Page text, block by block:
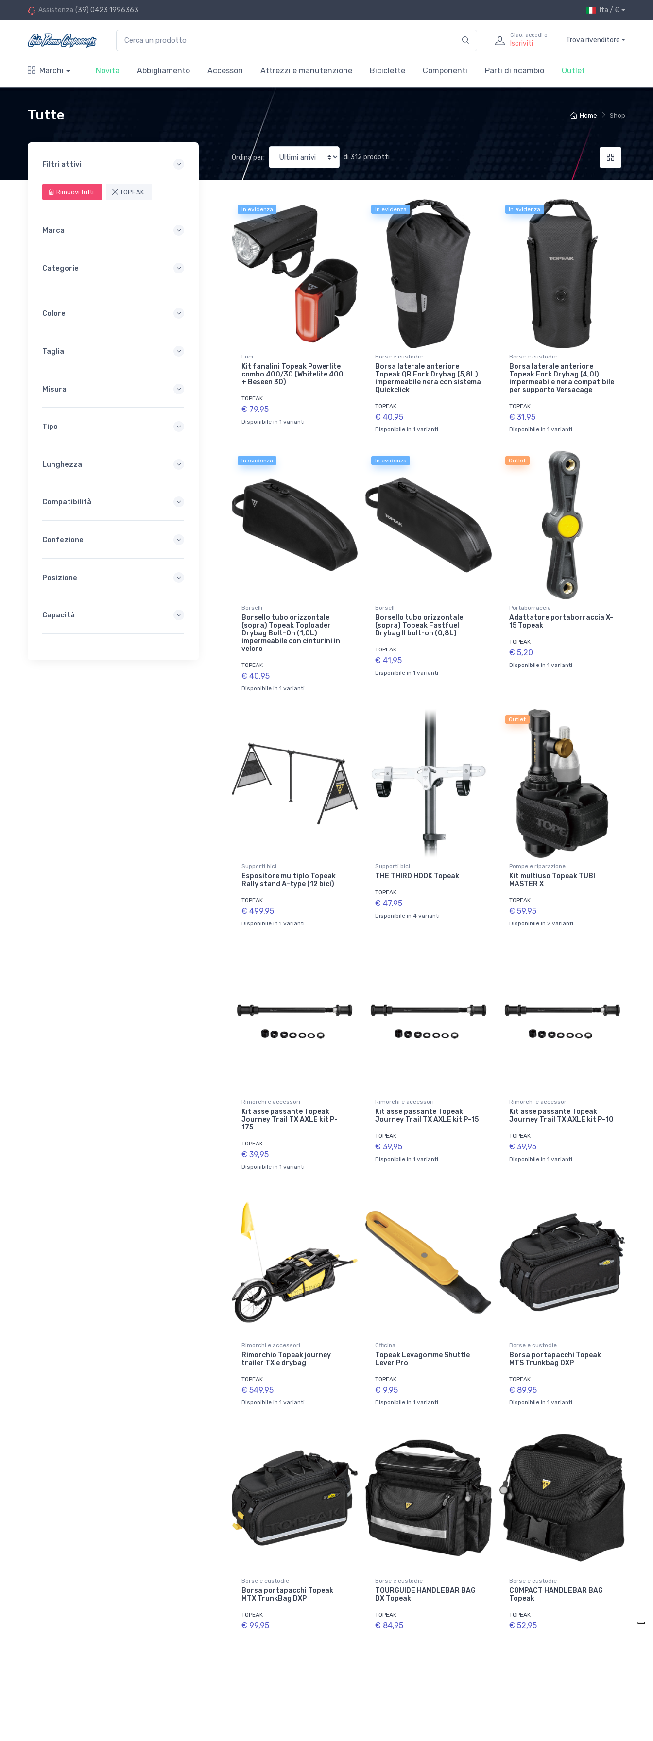
Assistenza (39) 0423 1996363 Ita / €
Ciao, accedi o
Iscriviti Trova rivenditore
Marchi Novità Abbigliamento Accessori Attrezzi e manutenzione Biciclette Componenti Parti di ricambio Outlet
Home Shop
Tutte
Filtri attivi
Rimuovi tutti TOPEAK
Marca
Categorie
Colore
Taglia
Misura
Tipo
Lunghezza
Compatibilità
Confezione
Posizione
Capacità
Ordina per: di 312 prodotti
In evidenza
Luci
Kit fanalini Topeak Powerlite
combo 400/30 (Whitelite 400
+ Beseen 30)
TOPEAK
€ 79,95
Disponibile in 1 varianti
In evidenza
Borse e custodie
Borsa laterale anteriore
Topeak QR Fork Drybag (5,8L)
impermeabile nera con sistema
Quickclick
TOPEAK
€ 40,95
Disponibile in 1 varianti
In evidenza
Borse e custodie
Borsa laterale anteriore
Topeak Fork Drybag (4,0l)
impermeabile nera compatibile
per supporto Versacage
TOPEAK
€ 31,95
Disponibile in 1 varianti
In evidenza
Borselli
Borsello tubo orizzontale
(sopra) Topeak Toploader
Drybag Bolt-On (1,0L)
impermeabile con cinturini in
velcro
TOPEAK
€ 40,95
Disponibile in 1 varianti
In evidenza
Borselli
Borsello tubo orizzontale
(sopra) Topeak Fastfuel
Drybag II bolt-on (0,8L)
TOPEAK
€ 41,95
Disponibile in 1 varianti
Outlet
Portaborraccia
Adattatore portaborraccia X-
15 Topeak
TOPEAK
€ 5,20
Disponibile in 1 varianti
Supporti bici
Espositore multiplo Topeak
Rally stand A-type (12 bici)
TOPEAK
€ 499,95
Disponibile in 1 varianti
Supporti bici
THE THIRD HOOK Topeak
TOPEAK
€ 47,95
Disponibile in 4 varianti
Outlet
Pompe e riparazione
Kit multiuso Topeak TUBI
MASTER X
TOPEAK
€ 59,95
Disponibile in 2 varianti
Rimorchi e accessori
Kit asse passante Topeak
Journey Trail TX AXLE kit P-
175
TOPEAK
€ 39,95
Disponibile in 1 varianti
Rimorchi e accessori
Kit asse passante Topeak
Journey Trail TX AXLE kit P-15
TOPEAK
€ 39,95
Disponibile in 1 varianti
Rimorchi e accessori
Kit asse passante Topeak
Journey Trail TX AXLE kit P-10
TOPEAK
€ 39,95
Disponibile in 1 varianti
Rimorchi e accessori
Rimorchio Topeak journey
trailer TX e drybag
TOPEAK
€ 549,95
Disponibile in 1 varianti
Officina
Topeak Levagomme Shuttle
Lever Pro
TOPEAK
€ 9,95
Disponibile in 1 varianti
Borse e custodie
Borsa portapacchi Topeak
MTS Trunkbag DXP
TOPEAK
€ 89,95
Disponibile in 1 varianti
Borse e custodie
Borsa portapacchi Topeak
MTX TrunkBag DXP
TOPEAK
€ 99,95
Borse e custodie
TOURGUIDE HANDLEBAR BAG
DX Topeak
TOPEAK
€ 84,95
Borse e custodie
COMPACT HANDLEBAR BAG
Topeak
TOPEAK
€ 52,95